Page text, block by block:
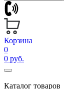
Корзина
0
0 руб.
Каталог товаров